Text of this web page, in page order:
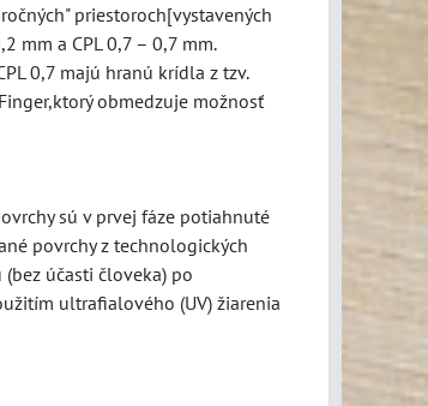
priestoroch[vystavených
mm a CPL 0,7 – 0,7 mm.
0,7 majú hranú krídla z tzv.
obmedzuje možnosť
sú v prvej fáze potiahnuté
povrchy z technologických
účasti človeka) po
ultrafialového (UV) žiarenia